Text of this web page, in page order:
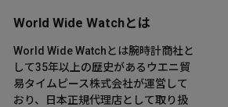
World Wide Watchとは
World Wide Watchとは腕時計商社と
して35年以上の歴史があるウエニ貿
易タイムピース株式会社が運営して
おり、日本正規代理店として取り扱